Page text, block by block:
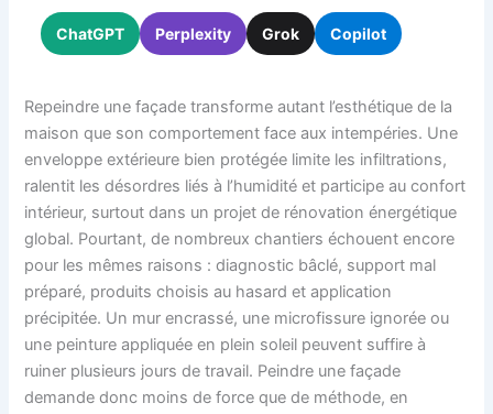
ChatGPT Perplexity Grok Copilot
Repeindre une façade transforme autant l’esthétique de la
maison que son comportement face aux intempéries. Une
enveloppe extérieure bien protégée limite les infiltrations,
ralentit les désordres liés à l’humidité et participe au confort
intérieur, surtout dans un projet de rénovation énergétique
global. Pourtant, de nombreux chantiers échouent encore
pour les mêmes raisons : diagnostic bâclé, support mal
préparé, produits choisis au hasard et application
précipitée. Un mur encrassé, une microfissure ignorée ou
une peinture appliquée en plein soleil peuvent suffire à
ruiner plusieurs jours de travail. Peindre une façade
demande donc moins de force que de méthode, en